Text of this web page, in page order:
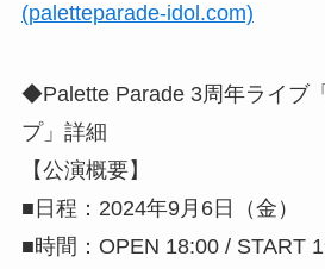
(paletteparade-idol.com)
◆Palette Parade 3周年ライブ
プ」詳細
【公演概要】
■日程：2024年9月6日（金）
■時間：OPEN 18:00 / START